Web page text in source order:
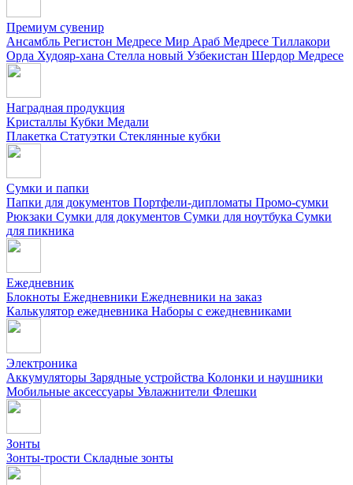
Премиум сувенир
Ансамбль Регистон Медресе Мир Араб Медресе Тиллакори
Орда Худояр-хана Стелла новый Узбекистан Шердор Медресе
Наградная продукция
Kристаллы Кубки Медали
Плакетка Статуэтки Стеклянные кубки
Сумки и папки
Папки для документов Портфели-дипломаты Промо-сумки
Рюкзаки Сумки для документов Сумки для ноутбука Сумки
для пикника
Ежедневник
Блокноты Ежедневники Ежедневники на заказ
Калькулятор ежедневника Наборы с ежедневниками
Электроника
Аккумуляторы Зарядные устройства Колонки и наушники
Мобильные аксессуары Увлажнители Флешки
Зонты
Зонты-трости Складные зонты